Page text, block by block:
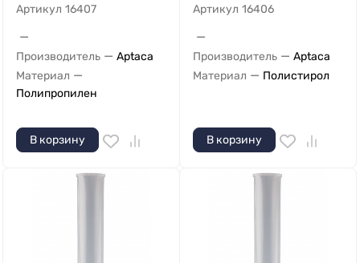
Артикул 16407
—
Производитель — Aptaca
Материал —
Полипропилен
В корзину
Артикул 16406
—
Производитель — Aptaca
Материал — Полистирол
В корзину